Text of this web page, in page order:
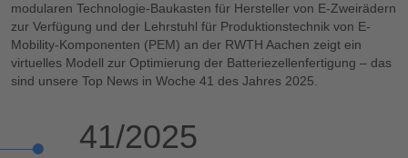
modularen Technologie-Baukasten für Hersteller von E-Zweirädern
zur Verfügung und der Lehrstuhl für Produktionstechnik von E-
Mobility-Komponenten (PEM) an der RWTH Aachen zeigt ein
virtuelles Modell zur Optimierung der Batteriezellenfertigung – das
sind unsere Top News in Woche 41 des Jahres 2025.
41/2025